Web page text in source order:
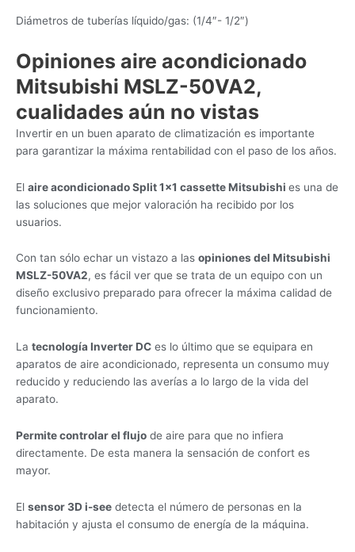
Diámetros de tuberías líquido/gas: (1/4″- 1/2″)
Opiniones aire acondicionado
Mitsubishi MSLZ-50VA2,
cualidades aún no vistas
Invertir en un buen aparato de climatización es importante
para garantizar la máxima rentabilidad con el paso de los años.
El aire acondicionado Split 1×1 cassette Mitsubishi es una de
las soluciones que mejor valoración ha recibido por los
usuarios.
Con tan sólo echar un vistazo a las opiniones del Mitsubishi
MSLZ-50VA2, es fácil ver que se trata de un equipo con un
diseño exclusivo preparado para ofrecer la máxima calidad de
funcionamiento.
La tecnología Inverter DC es lo último que se equipara en
aparatos de aire acondicionado, representa un consumo muy
reducido y reduciendo las averías a lo largo de la vida del
aparato.
Permite controlar el flujo de aire para que no infiera
directamente. De esta manera la sensación de confort es
mayor.
El sensor 3D i-see detecta el número de personas en la
habitación y ajusta el consumo de energía de la máquina.